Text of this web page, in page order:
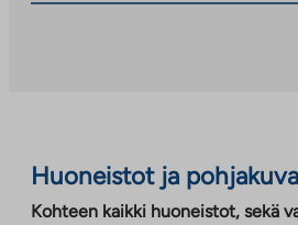
Huoneistot ja
Kohteen kaikki huoneistot, sekä